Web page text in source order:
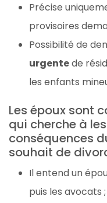
Précise
provisoires
Possibilité de
urgentede
les enfants
Les époux sont
qui cherche à
conséquences
souhait de
Il entend un
puis les avocats ;